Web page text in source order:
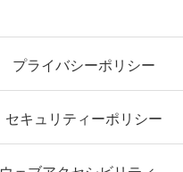
プライバシーポリシー
セキュリティーポリシー